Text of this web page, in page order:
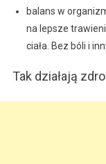
balans w
na lepsze
ciała. Bez bóli i
Tak działają